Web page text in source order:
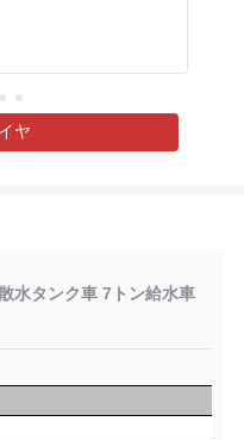
ヤ
水タンク車 7トン給水車